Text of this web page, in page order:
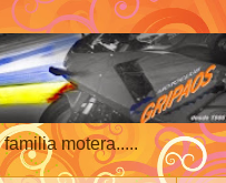
motera.....